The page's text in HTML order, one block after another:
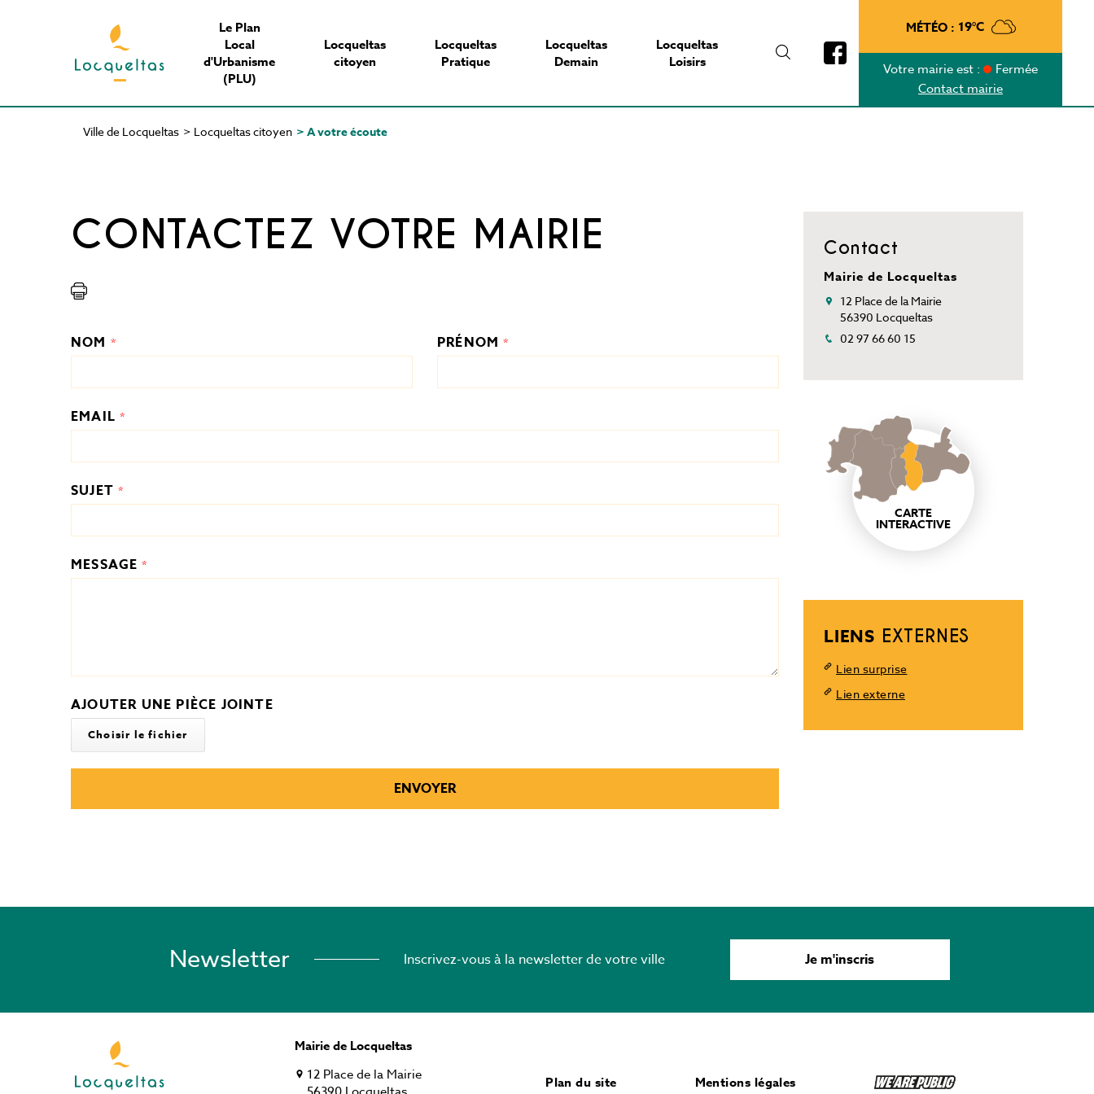
Le Plan
Local
d'Urbanisme
(PLU)
Locqueltas
citoyen
Locqueltas
Pratique
Locqueltas
Demain
Locqueltas
Loisirs
MÉTÉO : 19°C
Votre mairie est :
Fermée
Contact mairie
Ville de Locqueltas > Locqueltas citoyen >A votre écoute
CONTACTEZ VOTRE MAIRIE
NOM * PRÉNOM *
EMAIL *
SUJET *
MESSAGE *
AJOUTER UNE PIÈCE JOINTE
Choisir le fichier
Contact
Mairie de Locqueltas
12 Place de la Mairie
56390 Locqueltas
02 97 66 60 15
CARTE
INTERACTIVE
LIENS EXTERNES
Lien surprise
Lien externe
Newsletter Inscrivez-vous à la newsletter de votre ville Je m'inscris
Mairie de Locqueltas
12 Place de la Mairie
Plan du site Mentions légales